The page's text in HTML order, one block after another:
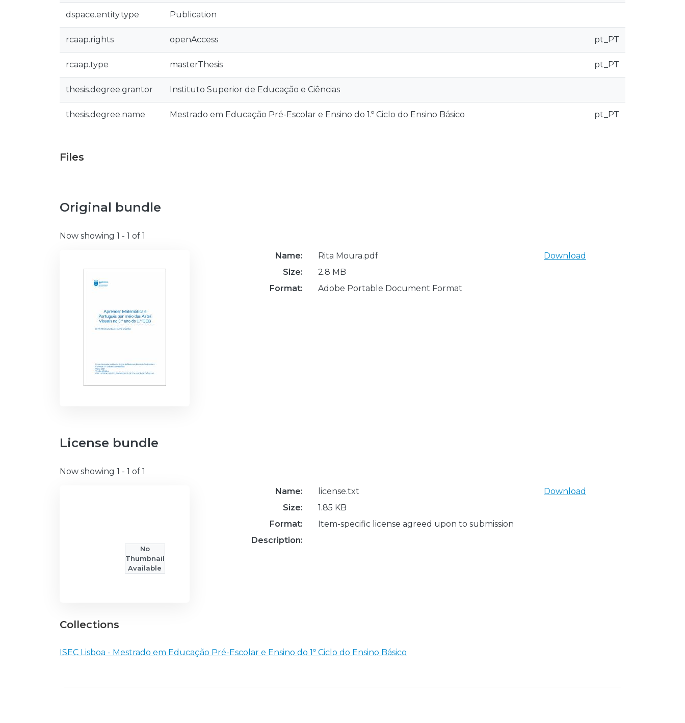
dspace.entity.type Publication
rcaap.rights openAccess pt_PT
rcaap.type masterThesis pt_PT
thesis.degree.grantor Instituto Superior de Educação e Ciências
thesis.degree.name Mestrado em Educação Pré-Escolar e Ensino do 1.º Ciclo do Ensino Básico pt_PT
Files
Original bundle
Now showing 1 - 1 of 1
Name:
Rita Moura.pdf
Size:
2.8 MB
Format:
Adobe Portable Document Format
Download
License bundle
Now showing 1 - 1 of 1
No
Thumbnail
Available
Name:
license.txt
Size:
1.85 KB
Format:
Item-specific license agreed upon to submission
Description:
Download
Collections
ISEC Lisboa - Mestrado em Educação Pré-Escolar e Ensino do 1º Ciclo do Ensino Básico